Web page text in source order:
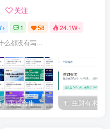
关注
1 58 24.1W+
么都没有写...
IT类所有渠道合集 持续日更，目前近四千多条资源 年费用户微信私信获取权限